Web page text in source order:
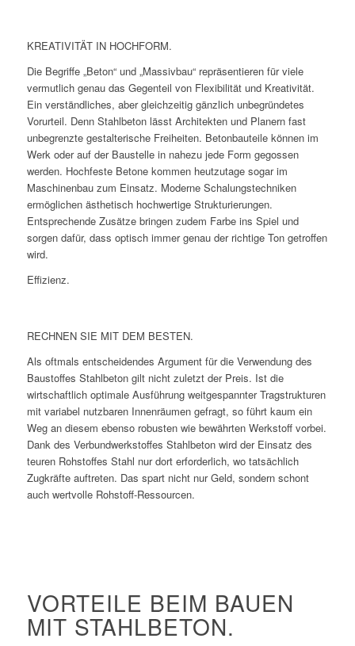
KREATIVITÄT IN HOCHFORM.
Die Begriffe „Beton“ und „Massivbau“ repräsentieren für viele
vermutlich genau das Gegenteil von Flexibilität und Kreativität.
Ein verständliches, aber gleichzeitig gänzlich unbegründetes
Vorurteil. Denn Stahlbeton lässt Architekten und Planern fast
unbegrenzte gestalterische Freiheiten. Betonbauteile können im
Werk oder auf der Baustelle in nahezu jede Form gegossen
werden. Hochfeste Betone kommen heutzutage sogar im
Maschinenbau zum Einsatz. Moderne Schalungstechniken
ermöglichen ästhetisch hochwertige Strukturierungen.
Entsprechende Zusätze bringen zudem Farbe ins Spiel und
sorgen dafür, dass optisch immer genau der richtige Ton getroffen
wird.
Effizienz.
RECHNEN SIE MIT DEM BESTEN.
Als oftmals entscheidendes Argument für die Verwendung des
Baustoffes Stahlbeton gilt nicht zuletzt der Preis. Ist die
wirtschaftlich optimale Ausführung weitgespannter Tragstrukturen
mit variabel nutzbaren Innenräumen gefragt, so führt kaum ein
Weg an diesem ebenso robusten wie bewährten Werkstoff vorbei.
Dank des Verbundwerkstoffes Stahlbeton wird der Einsatz des
teuren Rohstoffes Stahl nur dort erforderlich, wo tatsächlich
Zugkräfte auftreten. Das spart nicht nur Geld, sondern schont
auch wertvolle Rohstoff-Ressourcen.
VORTEILE BEIM BAUEN
MIT STAHLBETON.